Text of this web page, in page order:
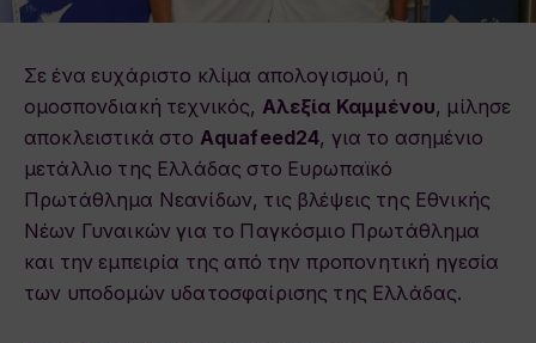
Σε ένα ευχάριστο κλίμα απολογισμού, η
ομοσπονδιακή τεχνικός, Αλεξία Καμμένου, μίλησε
αποκλειστικά στο Aquafeed24, για το ασημένιο
μετάλλιο της Ελλάδας στο Ευρωπαϊκό
Πρωτάθλημα Νεανίδων, τις βλέψεις της Εθνικής
Νέων Γυναικών για το Παγκόσμιο Πρωτάθλημα
και την εμπειρία της από την προπονητική ηγεσία
των υποδομών υδατοσφαίρισης της Ελλάδας.